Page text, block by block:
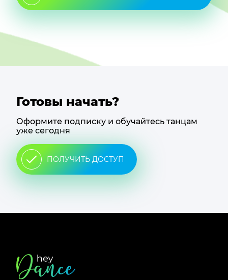
Готовы начать?
Оформите подписку и обучайтесь танцам
уже сегодня
ПОЛУЧИТЬ ДОСТУП
Футер